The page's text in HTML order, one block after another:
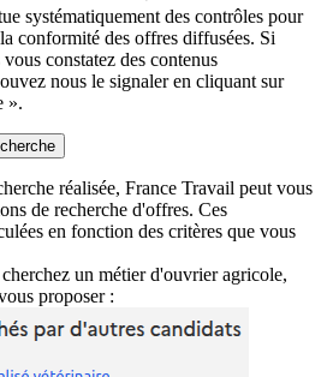
systématiquement des contrôles pour
conformité des offres diffusées. Si
constatez des contenus
nous le signaler en cliquant sur
».
réalisée, France Travail peut vous
de recherche d'offres. Ces
en fonction des critères que vous
un métier d'ouvrier agricole,
proposer :